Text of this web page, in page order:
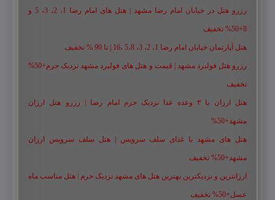
رزرو هتل در خیابان امام رضا مشهد | هتل‌ های امام رضا 1، 2، 3، 5 و
8+50% تخفیف
هتل آپارتمان خیابان امام رضا 1، 2، 3، 5،8 ،16 | تا 90 % تخفیف
رزرو هتل فولبرد مشهد | قیمت و هتل های فولبرد مشهد نزدیک حرم+50%
تخفیف
هتل ارزان با ۳ وعده غذا نزدیک حرم امام رضا | رزرو هتل ارزان
مشهد+50%
هتل های مشهد با غذای سلف سرویس | هتل سلف سرویس ارزان
مشهد+50% تخفیف
ارزانترین و نزدیکترین بهترین هتل های مشهد نزدیک حرم | هتل مناسب ماه
عسل+50% تخفیف